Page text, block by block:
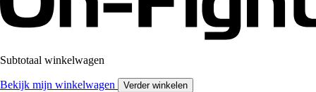
Subtotaal winkelwagen
Bekijk mijn winkelwagen Verder winkelen